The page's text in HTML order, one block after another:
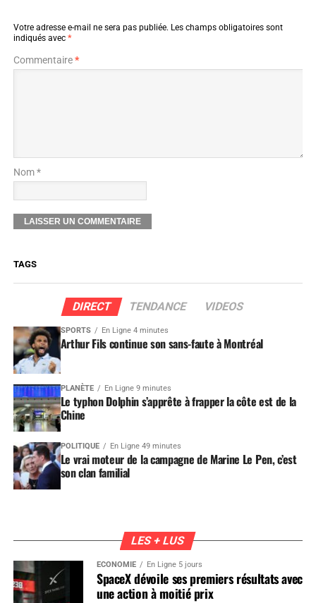
Votre adresse e-mail ne sera pas publiée. Les champs obligatoires sont
indiqués avec *
Commentaire*
Nom *
TAGS
DIRECT TENDANCE VIDEOS
SPORTS En Ligne 4 minutes
Arthur Fils continue son sans-faute à Montréal
PLANÈTE En Ligne 9 minutes
Le typhon Dolphin s’apprête à frapper la côte est de la
Chine
POLITIQUE En Ligne 49 minutes
Le vrai moteur de la campagne de Marine Le Pen, c’est
son clan familial
LES + LUS
ÉCONOMIE En Ligne 5 jours
SpaceX dévoile ses premiers résultats avec
une action à moitié prix